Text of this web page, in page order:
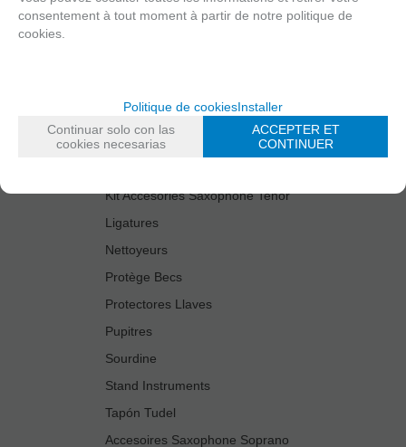
Couper des roseaux
Etui Saxophone Tenor
Housse Bec/Bocal
Kit Accesories Saxophone Tenor
Ligatures
Nettoyeurs
Protège Becs
Protectores Llaves
Pupitres
Sourdine
Stand Instruments
Tapón Tudel
Accesoires Saxophone Soprano
consentement à tout moment à partir de notre politique de
cookies.
Politique de cookiesInstaller
Continuar solo con las
cookies necesarias
ACCEPTER ET
CONTINUER